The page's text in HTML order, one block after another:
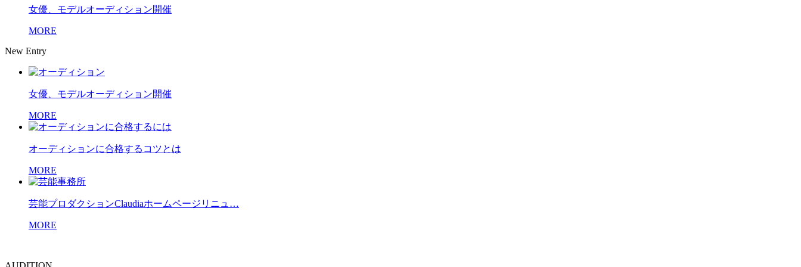
女優、モデルオーディション開催
MORE
New Entry
女優、モデルオーディション開催
MORE
オーディションに合格するコツとは
MORE
芸能プロダクションClaudiaホームページリニュ…
MORE